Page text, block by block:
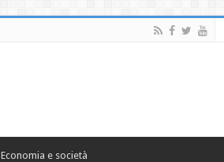
Economia e società